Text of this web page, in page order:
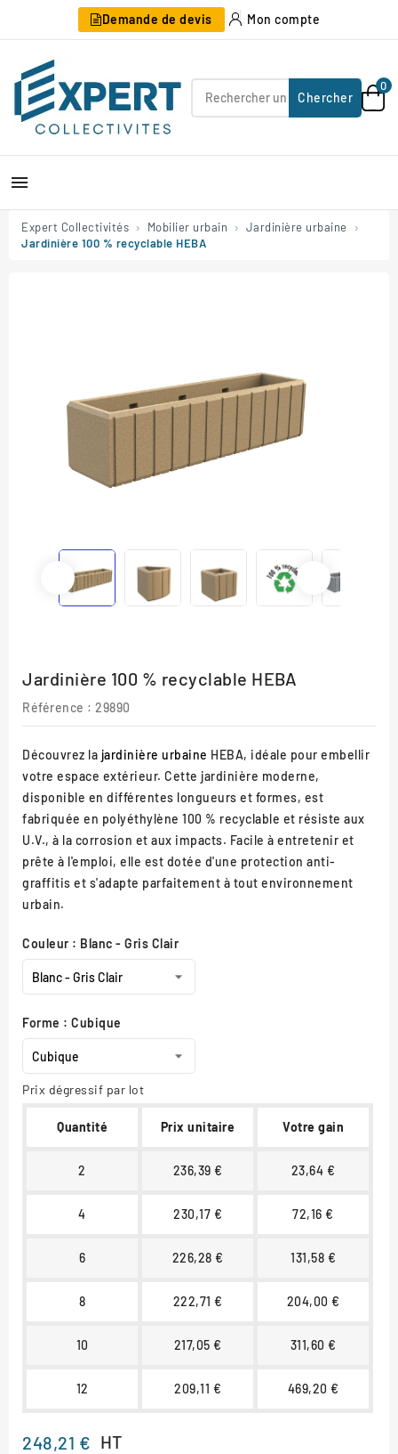
Demande de devis Mon compte
Chercher
0

Expert Collectivités Mobilier urbain
Jardinière urbaine
Jardinière 100 % recyclable HEBA
Jardinière 100 % recyclable HEBA
Référence : 29890
Découvrez la jardinière urbaine HEBA, idéale pour embellir
votre espace extérieur. Cette jardinière moderne,
disponible en différentes longueurs et formes, est
fabriquée en polyéthylène 100 % recyclable et résiste aux
U.V., à la corrosion et aux impacts. Facile à entretenir et
prête à l'emploi, elle est dotée d'une protection anti-
graffitis et s'adapte parfaitement à tout environnement
urbain.
Couleur : Blanc - Gris Clair
Forme : Cubique
Prix dégressif par lot
Quantité Prix unitaire Votre gain
2 236,39 € 23,64 €
4 230,17 € 72,16 €
6 226,28 € 131,58 €
8 222,71 € 204,00 €
10 217,05 € 311,60 €
12 209,11 € 469,20 €
248,21 € HT